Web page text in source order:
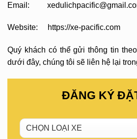
Email:
Website: https://xe-pacific.com
Quý khách có thể gửi thông tin
dưới đây, chúng tôi sẽ liên hệ lại
ĐĂNG KÝ